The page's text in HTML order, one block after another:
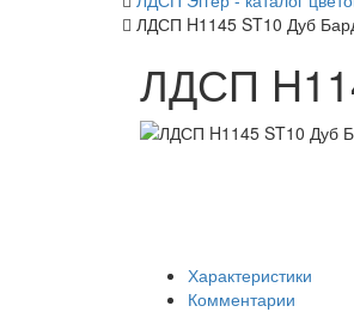
ЛДСП H1145 ST10 Дуб
ЛДСП
Характеристики
Комментарии